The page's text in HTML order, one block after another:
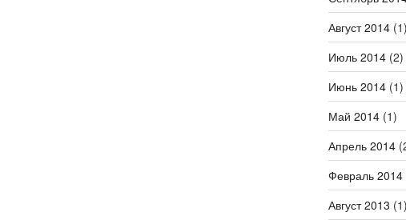
Август 2014(1)
Июль 2014(2)
Июнь 2014(1)
Май 2014(1)
Апрель 2014
Февраль 2014
Август 2013 (1)